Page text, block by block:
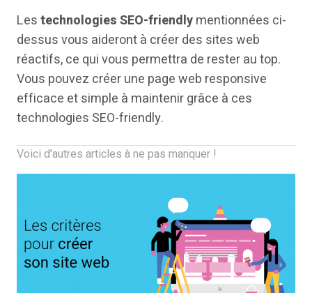
Lestechnologies SEO-friendlymentionnées ci-
dessus vous aideront à créer des sites web
réactifs, ce qui vous permettra de rester au top.
Vous pouvez créer une page web responsive
efficace et simple à maintenir grâce à ces
technologies SEO-friendly.
Voici d'autres articles à ne pas manquer !